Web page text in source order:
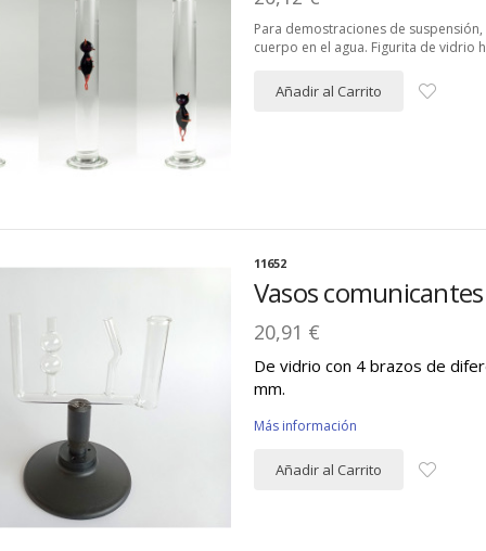
Para demostraciones de
cuerpo en el agua. Figurita de vidrio
Añadir al Carrito
11652
Vasos comunicantes
20,91 €
De vidrio con 4 brazos de
mm.
Más información
Añadir al Carrito